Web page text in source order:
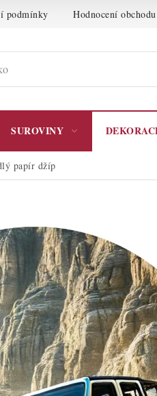
podmínky Hodnocení obchodu
SUROVINY
papír džíp